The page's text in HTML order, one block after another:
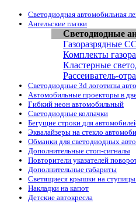
Светодиодная автомобильная
Ангельские глазки
Светодиодные
Газоразрядные
Комплекты
Кластерные
Рассеиватель-
Светодиодные 3d логотипы
Автомобильные проекторы в
Гибкий неон автомобильный
Светодиодные колпачки
Бегущие строки для
Эквалайзеры на стекло
Обманки для светодиодных
Дополнительные стоп-сигналы
Повторители указателей
Дополнительные габариты
Светящиеся крышки на
Накладки на капот
Детские автокресла